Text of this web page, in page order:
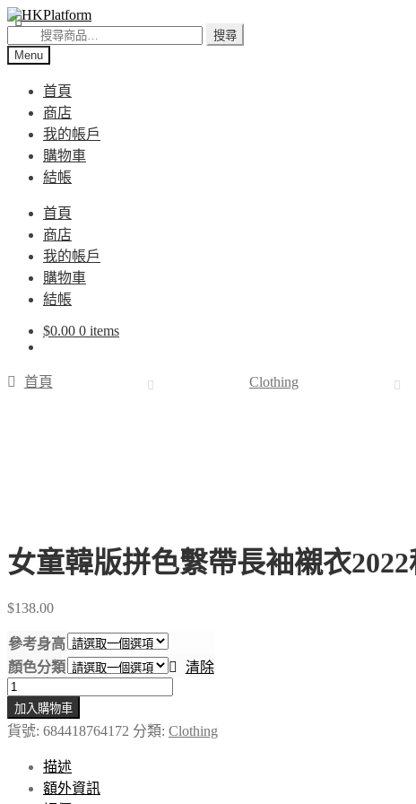
Skip
to
navigation
Skip
to
content
尋
搜尋
Menu
首頁
商店
我的帳戶
購物車
結帳
首頁
商店
我的帳戶
購物車
結帳
$0.00 0 items
首頁 Clothing
女童韓版拼色繫帶長袖襯衣
$138.00
參考身高
顏色分類
清除
女
童
韓
加入購物車
貨號: 684418764172 分類: Clothing
描述
額外資訊